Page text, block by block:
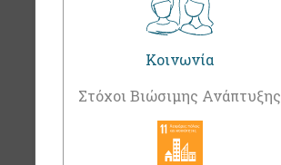
Κοινωνία
Στόχοι Βιώσιμης Ανάπτυξης